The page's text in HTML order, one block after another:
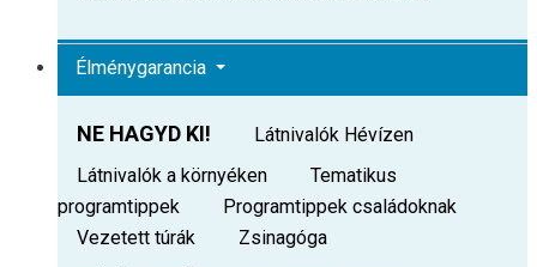
Élménygarancia
NE HAGYD KI!
Látnivalók Hévízen
Látnivalók a környéken
Tematikus
programtippek
Programtippek családoknak
Vezetett túrák
Zsinagóga